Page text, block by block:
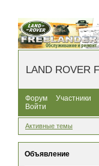
LAND ROVER
Форум Участники
Войти
Активные темы
Объявление